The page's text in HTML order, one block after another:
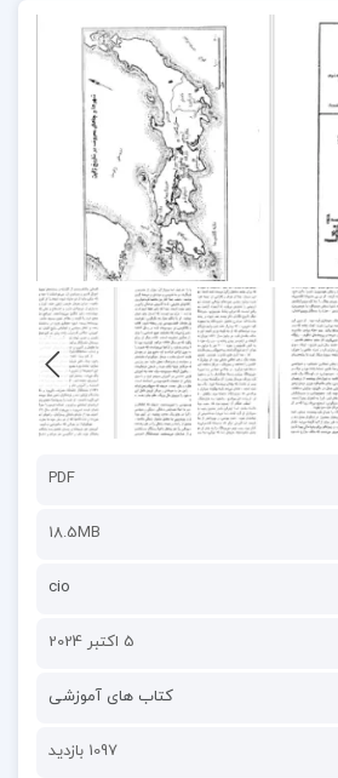
PDF
18.5MB
cio
5 اکتبر 2024
کتاب های آموزشی
1097 بازدید